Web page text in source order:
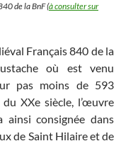
de la BnF (à consulter sur
Français 840 de la
où est venu
pas moins de 593
XXe siècle, l’œuvre
ainsi consignée dans
de Saint Hilaire et de